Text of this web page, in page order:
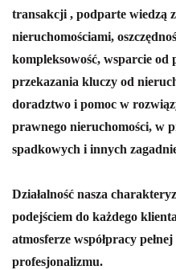
transakcji , podparte wiedzą
nieruchomościami,
kompleksowość, wsparcie od
przekazania kluczy od
doradztwo i pomoc w
prawnego nieruchomości, w
spadkowych i innych
Działalność nasza
podejściem do każdego
atmosferze współpracy
profesjonalizmu.